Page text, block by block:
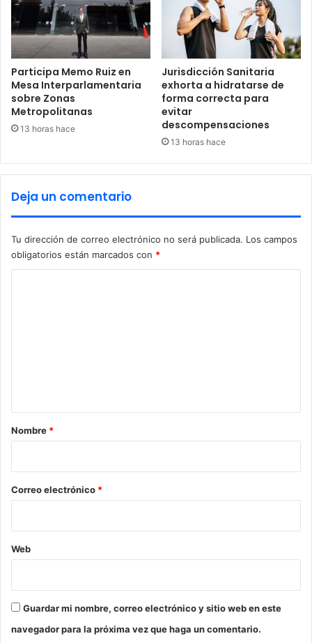
n
a
n
t
i
a
l
e
s
i
l
z
a
a
i
l
l
a
U
n
i
ó
Participa Memo Ruiz en
Mesa Interparlamentaria
sobre Zonas
Metropolitanas
13 horas hace
Jurisdicción Sanitaria
exhorta a hidratarse de
forma correcta para
evitar
descompensaciones
13 horas hace
Deja un comentario
Tu dirección de correo electrónico no será publicada. Los campos
obligatorios están marcados con *
r
*
Nombre *
Correo electrónico *
Web
Guardar mi nombre, correo electrónico y sitio web en este
navegador para la próxima vez que haga un comentario.